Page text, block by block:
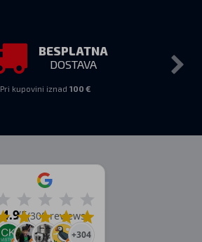
BESPLATNA
DOSTAVA
Pri kupovini iznad 100 €
4.9/5(308 reviews)
+304